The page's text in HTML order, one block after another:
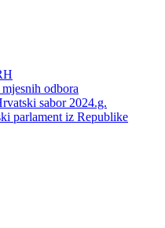
odbora
sabor 2024.g.
parlament iz Republike